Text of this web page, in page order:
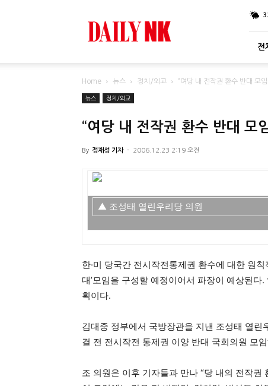
전
Home 뉴스 정치/외교 “여당 내 전작권 환수 반대 모
뉴스 정치/외교
“여당 내 전작권 환수 반대 모
By 정재성 기자 - 2006.12.23 2:19 오전
▲ 조성태 열린우리당 의원
한·미 당국간 전시작전통제권 환수에 대한 원
대’모임을 구성할 예정이어서 파장이 예상된
획이다.
김대중 정부에서 국방장관을 지낸 조성태 열린
결 전 전시작전 통제권 이양 반대 국회의원 모
조 의원은 이후 기자들과 만나 “당 내의 전작